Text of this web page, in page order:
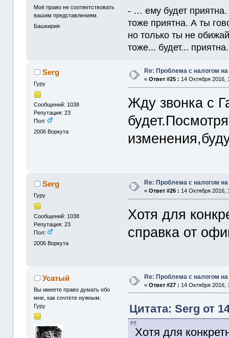
Моё право не соответствовать
вашим представлениям.
Башкирия
- … ему будет приятна.
тоже приятна. А ты
но только ты не
тоже... будет...
Serg
Гуру
Сообщений: 1038
Репутация: 23
Пол:
2006 Воркута
Re: Проблема с налогом
«Ответ #25 : 14 Октября 2016,
Жду звонка с
Serg
Гуру
Сообщений: 1038
Репутация: 23
Пол:
2006 Воркута
Re: Проблема с налогом
«Ответ #26 : 14 Октября 2016,
Хотя для
справка от
Усатый
Вы имеете право думать обо
мне, как сочтете нужным.
Гуру
Re: Проблема с налогом
«Ответ #27 : 14 Октября 2016,
Цитата: Serg от
Хотя для